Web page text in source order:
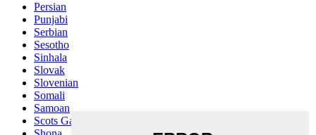
Persian
Punjabi
Serbian
Sesotho
Sinhala
Slovak
Slovenian
Somali
Samoan
Scots Gaelic